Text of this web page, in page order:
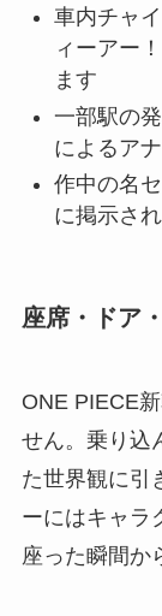
車内チャ
ィーアー
ます
一部駅の
によるア
作中の名
に掲示さ
座席・ドア
ONE PIECE
せん。乗り込
た世界観に引
ーにはキャラ
座った瞬間か